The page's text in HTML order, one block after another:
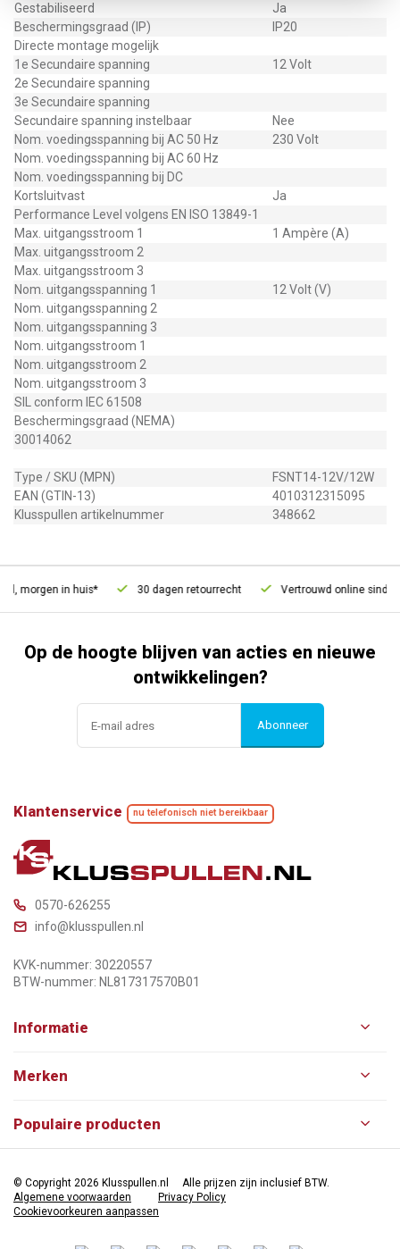
Gestabiliseerd
Ja
Beschermingsgraad (IP)
IP20
Directe montage mogelijk
1e Secundaire spanning
12 Volt
2e Secundaire spanning
3e Secundaire spanning
Secundaire spanning instelbaar
Nee
Nom. voedingsspanning bij AC 50 Hz
230 Volt
Nom. voedingsspanning bij AC 60 Hz
Nom. voedingsspanning bij DC
Kortsluitvast
Ja
Performance Level volgens EN ISO 13849-1
Max. uitgangsstroom 1
1 Ampère (A)
Max. uitgangsstroom 2
Max. uitgangsstroom 3
Nom. uitgangsspanning 1
12 Volt (V)
Nom. uitgangsspanning 2
Nom. uitgangsspanning 3
Nom. uitgangsstroom 1
Nom. uitgangsstroom 2
Nom. uitgangsstroom 3
SIL conform IEC 61508
Beschermingsgraad (NEMA)
30014062
Type / SKU (MPN)
FSNT14-12V/12W
EAN (GTIN-13)
4010312315095
Klusspullen artikelnummer
348662
morgen in huis* 30 dagen retourrecht Vertrouwd online sinds
Op de hoogte blijven van acties en nieuwe
ontwikkelingen?
Abonneer
Klantenservice nu telefonisch niet bereikbaar
0570-626255
info@klusspullen.nl
KVK-nummer: 30220557
BTW-nummer: NL817317570B01
Informatie
Merken
Populaire producten
© Copyright 2026 Klusspullen.nl
Alle prijzen zijn inclusief BTW.
Algemene voorwaarden
Privacy Policy
Cookievoorkeuren aanpassen